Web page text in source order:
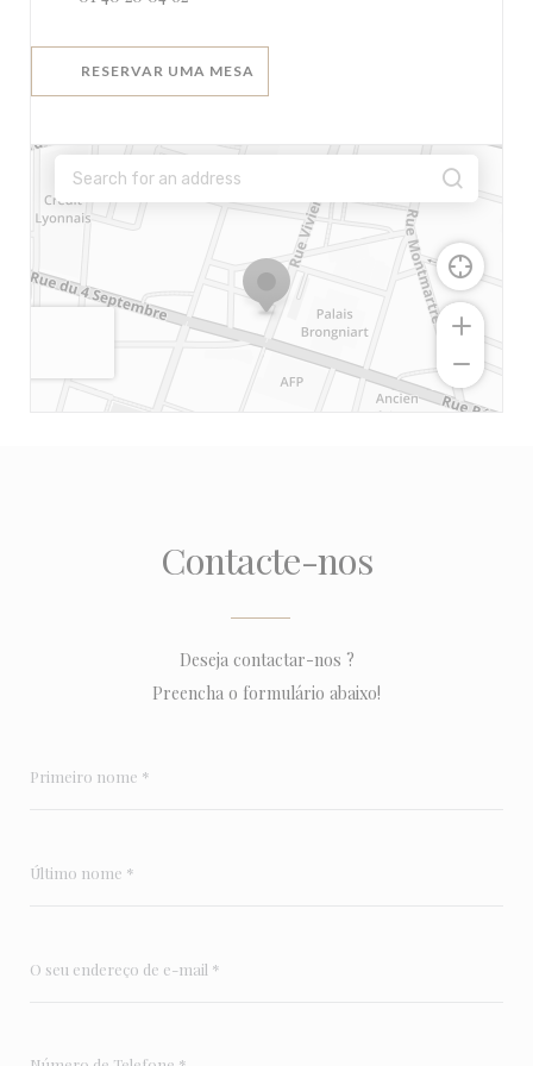
RESERVAR UMA MESA
Contacte-nos
Deseja contactar-nos ?
Preencha o formulário abaixo!